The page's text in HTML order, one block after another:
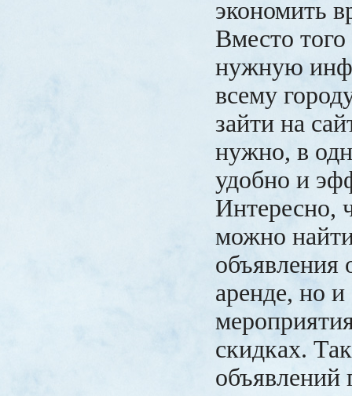
экономить
Вместо
нужную
всему
зайти на
нужно, в
удобно и
Интересно,
можно
объявления
аренде, но
скидках.
объявлений